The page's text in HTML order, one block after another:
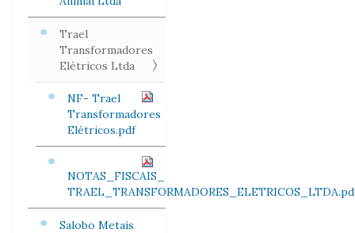
Trael
Transformadores
Elétricos Ltda
NF- Trael
Transformadores
Elétricos.pdf
NOTAS_FISCAIS_
Salobo Metais